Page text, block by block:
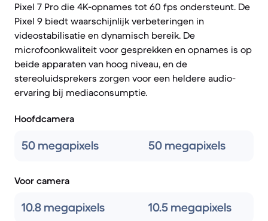
Pixel 7 Pro die 4K-opnames tot 60 fps ondersteunt. De
Pixel 9 biedt waarschijnlijk verbeteringen in
videostabilisatie en dynamisch bereik. De
microfoonkwaliteit voor gesprekken en opnames is op
beide apparaten van hoog niveau, en de
stereoluidsprekers zorgen voor een heldere audio-
ervaring bij mediaconsumptie.
Hoofdcamera
50 megapixels 50 megapixels
Voor camera
10.8 megapixels 10.5 megapixels